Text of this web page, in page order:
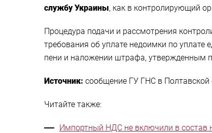
службу Украины, как в контролирующий
Процедура подачи и рассмотрения
требования об уплате недоимки по уплате
пени и наложении штрафа, утвержденным
Источник: сообщение ГУ ГНС в Полтавской
Читайте также:
Импортный НДС не включили в состав